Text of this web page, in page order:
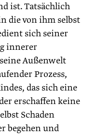
ist. Tatsächlich
die von ihm selbst
sich seiner
innerer
Außenwelt
Prozess,
das sich eine
erschaffen keine
Schaden
begehen und